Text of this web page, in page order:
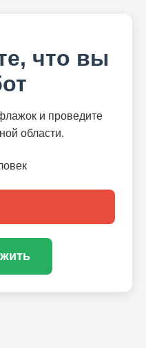
что вы
и проведите
области.